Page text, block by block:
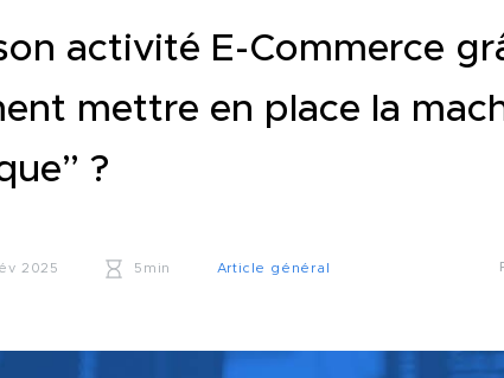
activité E-Commerce
mettre en place la
?
2025 5min Article général